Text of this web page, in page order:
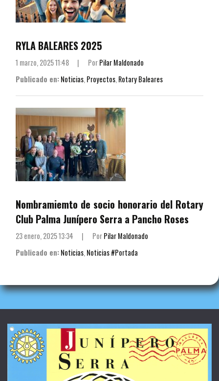
RYLA BALEARES 2025
1 marzo, 2025 11:48 | PorPilar Maldonado
Publicado en:Noticias, Proyectos, Rotary Baleares
Nombramiemto de socio honorario del Rotary
Club Palma Junípero Serra a Pancho Roses
23 enero, 2025 13:34 | PorPilar Maldonado
Publicado en:Noticias, Noticias #Portada